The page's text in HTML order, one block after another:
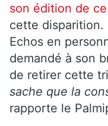
son édition de
cette disparition.
Echos en
demandé à son
de retirer cette
sache que la
rapporte le